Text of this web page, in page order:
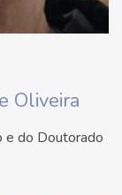
Oliveira
e do Doutorado